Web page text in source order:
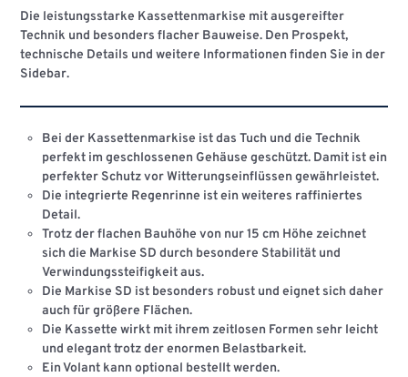
Die leistungsstarke Kassettenmarkise mit ausgereifter
Technik und besonders flacher Bauweise. Den Prospekt,
technische Details und weitere Informationen finden Sie in der
Sidebar.
Bei der Kassettenmarkise ist das Tuch und die Technik
perfekt im geschlossenen Gehäuse geschützt. Damit ist ein
perfekter Schutz vor Witterungsein­flüssen gewährleistet.
Die integrierte Regenrinne ist ein weiteres raffiniertes
Detail.
Trotz der flachen Bauhöhe von nur 15 cm Höhe zeichnet
sich die Markise SD durch besondere Stabilität und
Verwindungssteifigkeit aus.
Die Markise SD ist besonders robust und eignet sich daher
auch für größere Flächen.
Die Kassette wirkt mit ihrem zeitlosen Formen sehr leicht
und elegant trotz der enormen Belastbarkeit.
Ein Volant kann optional bestellt werden.